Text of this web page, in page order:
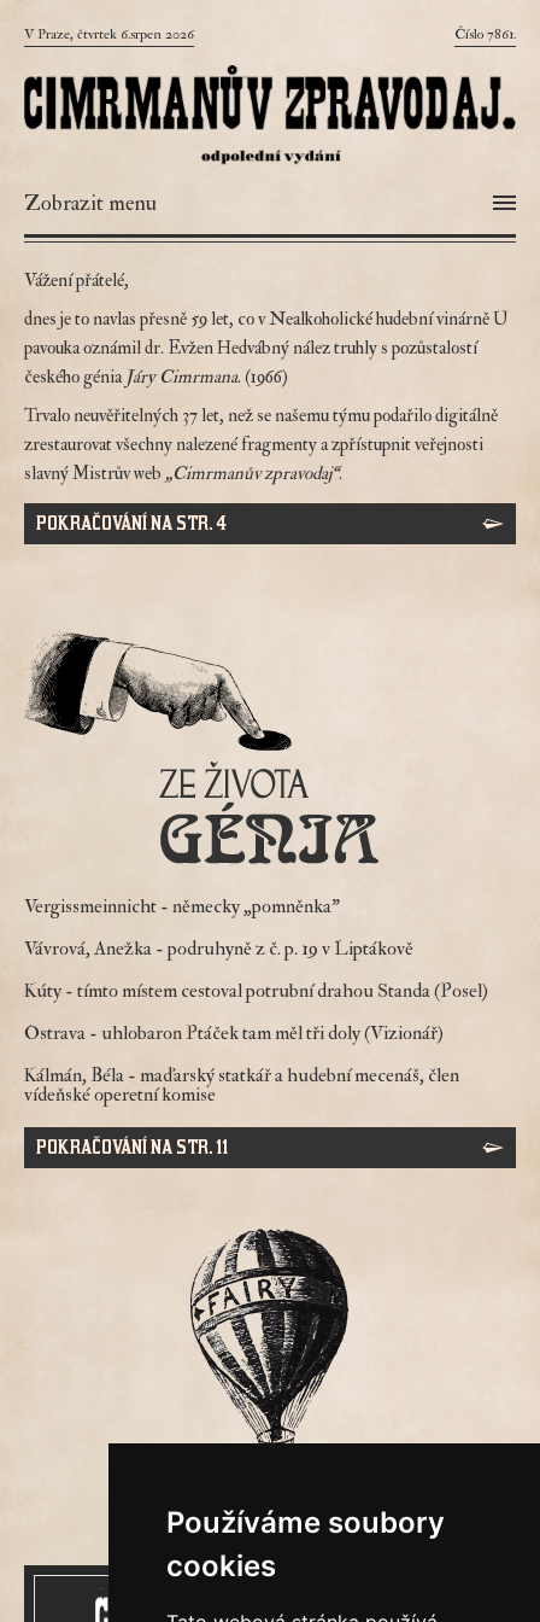
Používáme soubory
cookies
V Praze, čtvrtek 6.srpen 2026 Číslo 7861.
Zobrazit menu
Vážení přátelé,
dnes je to navlas přesně 59 let, co v Nealkoholické hudební vinárně U
pavouka oznámil dr. Evžen Hedvábný nález truhly s pozůstalostí
českého génia Járy Cimrmana. (1966)
Trvalo neuvěřitelných 37 let, než se našemu týmu podařilo digitálně
zrestaurovat všechny nalezené fragmenty a zpřístupnit veřejnosti
slavný Mistrův web „Cimrmanův zpravodaj“.
POKRAČOVÁNÍ NA STR. 4
Vergissmeinnicht - německy „pomněnka"
Vávrová, Anežka - podruhyně z č. p. 19 v Liptákově
Kúty - tímto místem cestoval potrubní drahou Standa (Posel)
Ostrava - uhlobaron Ptáček tam měl tři doly (Vizionář)
Kálmán, Béla - maďarský statkář a hudební mecenáš, člen
vídeňské operetní komise
POKRAČOVÁNÍ NA STR. 11